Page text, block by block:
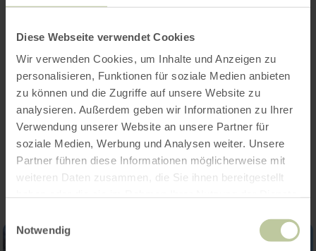
Diese Webseite verwendet Cookies
Wir verwenden Cookies, um Inhalte und Anzeigen zu
personalisieren, Funktionen für soziale Medien anbieten
zu können und die Zugriffe auf unsere Website zu
analysieren. Außerdem geben wir Informationen zu Ihrer
Verwendung unserer Website an unsere Partner für
soziale Medien, Werbung und Analysen weiter. Unsere
Partner führen diese Informationen möglicherweise mit
weiteren Daten zusammen, die Sie ihnen bereitgestellt
Notwendig
Catégories
Nombre de places
Impressions